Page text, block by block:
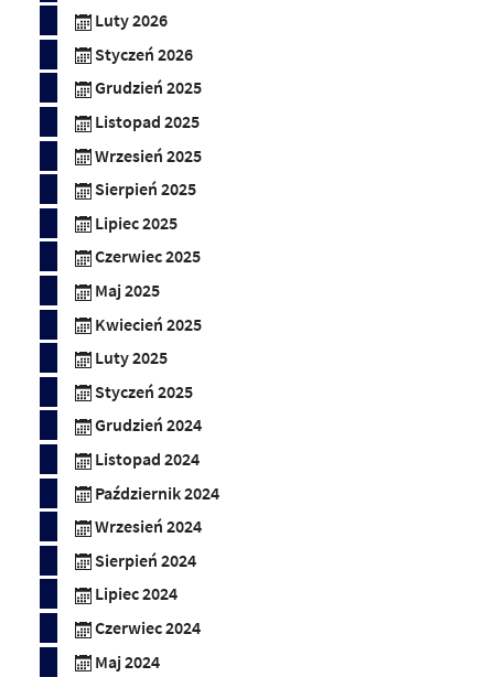
Luty 2026
Styczeń 2026
Grudzień 2025
Listopad 2025
Wrzesień 2025
Sierpień 2025
Lipiec 2025
Czerwiec 2025
Maj 2025
Kwiecień 2025
Luty 2025
Styczeń 2025
Grudzień 2024
Listopad 2024
Październik 2024
Wrzesień 2024
Sierpień 2024
Lipiec 2024
Czerwiec 2024
Maj 2024